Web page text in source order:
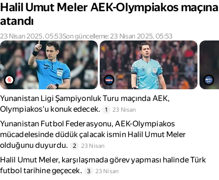
Halil Umut Meler AEK-Olympiakos maçına
atandı
23 Nisan 2025, 05:53Son güncelleme: 23 Nisan 2025, 05:53
Yunanistan Ligi Şampiyonluk Turu maçında AEK,
Olympiakos'u konuk edecek.
1 23 Nisan
Yunanistan Futbol Federasyonu, AEK-Olympiakos
mücadelesinde düdük çalacak ismin Halil Umut Meler
olduğunu duyurdu.
2 23 Nisan
Halil Umut Meler, karşılaşmada görev yapması halinde Türk
futbol tarihine geçecek.
3 23 Nisan